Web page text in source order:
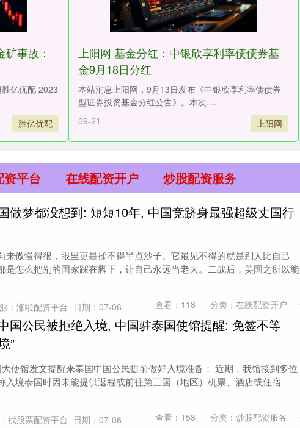
事故：
亿优配 2023
胜亿优配
上阳网 基金分红：中银欣享利率债债券基
金9月18日分红
本站消息上阳网，9月13日发布《中银欣享利率债债券
型证券投资基金分红公告》。本次....
09-21
上阳网
资平台 在线配资开户
炒股配资服务
做梦都没想到: 短短10年, 中国竞跻身最强超级丈国行
来傲慢得很，眼里更是揉不得半点沙子。它最见不得的就是别人比自己
是怎么把别的国家踩在脚下，让自己永远当老大。二战后，美国之所以能
：涨啦配资平台 日期：07-06 查看：118 分类：在线配资开户
国公民被拒绝入境, 中国驻泰国使馆提醒: 免签不等
”
使馆发文提醒来泰国中国公民提前做好入境准备： 近期，我馆接到多位
入境泰国时因未能提供返程或前往第三国（地区）机票、酒店或住宿
找股票配资平台 日期：07-06 查看：158 分类：炒股配资服务